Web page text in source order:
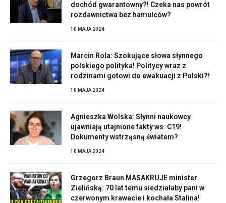
dochód gwarantowny?! Czeka nas powrót
rozdawnictwa bez hamulców?
10 MAJA 2024
Marcin Rola: Szokujące słowa słynnego
polskiego polityka! Politycy wraz z
rodzinami gotowi do ewakuacji z Polski?!
10 MAJA 2024
Agnieszka Wolska: Słynni naukowcy
ujawniają utajnione fakty ws. C19!
Dokumenty wstrząsną światem?
10 MAJA 2024
Grzegorz Braun MASAKRUJE minister
Zielińską: 70 lat temu siedziałaby pani w
czerwonym krawacie i kochała Stalina!